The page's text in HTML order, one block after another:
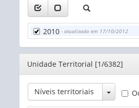
2010 - atualizado em 17/10/2012
Editor
Unidade Territorial [1/6382]
Níveis territoriais Toggle